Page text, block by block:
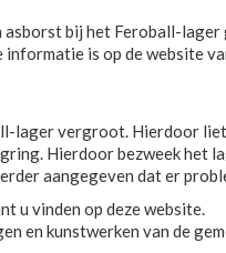
bij het Feroball-
is op de website
lager vergroot. Hierdoor
Hierdoor bezweek het
aangegeven dat er
u vinden op deze website.
en kunstwerken van de